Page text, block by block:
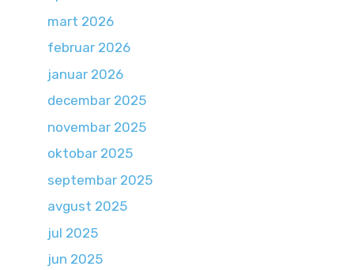
mart 2026
februar 2026
januar 2026
decembar 2025
novembar 2025
oktobar 2025
septembar 2025
avgust 2025
jul 2025
jun 2025